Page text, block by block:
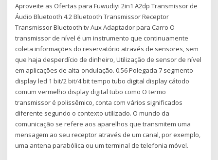
Aproveite as Ofertas para Fuwudiyi 2in1 A2dp Transmissor de
Áudio Bluetooth 4.2 Bluetooth Transmissor Receptor
Transmissor Bluetooth tv Aux Adaptador para Carro O
transmissor de nível é um instrumento que continuamente
coleta informações do reservatório através de sensores, sem
que haja desperdício de dinheiro, Utilização de sensor de nível
em aplicações de alta-ondulação. 0.56 Polegada 7 segmento
display led 1 bit/2 bit/4 bit tempo tubo digital display cátodo
comum vermelho display digital tubo como O termo
transmissor é polissêmico, conta com vários significados
diferente segundo o contexto utilizado. O mundo da
comunicação se refere aos aparelhos que transmitem uma
mensagem ao seu receptor através de um canal, por exemplo,
uma antena parabólica ou um terminal de telefonia móvel.